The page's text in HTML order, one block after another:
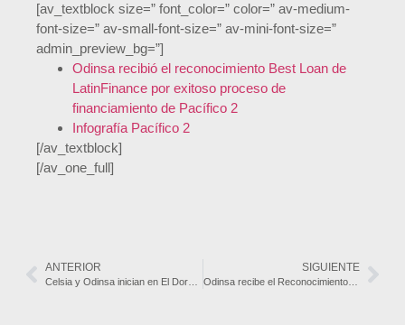
[av_textblock size=” font_color=” color=” av-medium-
font-size=” av-small-font-size=” av-mini-font-size=”
admin_preview_bg=”]
Odinsa recibió el reconocimiento Best Loan de
LatinFinance por exitoso proceso de
financiamiento de Pacífico 2
Infografía Pacífico 2
[/av_textblock]
[/av_one_full]
ANTERIOR SIGUIENTE
Odinsa recibe el Reconocimiento Emisores IR de la Bolsa de Valores de Colombia